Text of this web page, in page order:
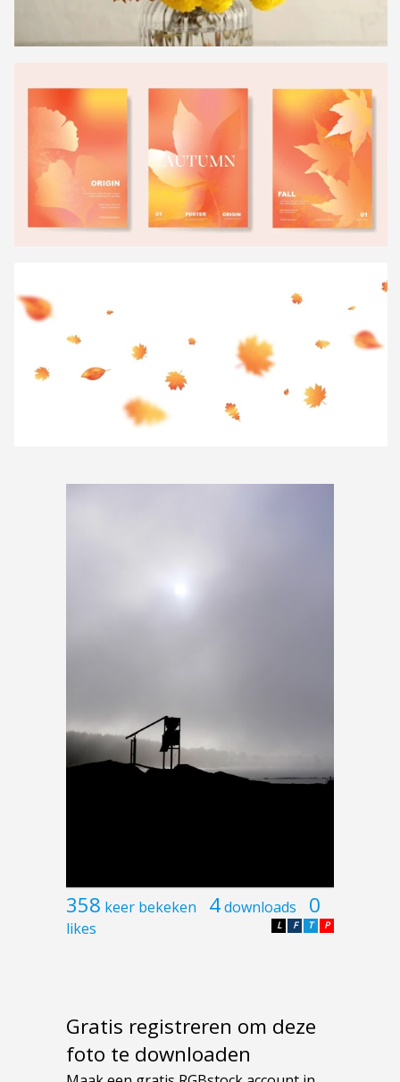
358 keer bekeken 4downloads 0
likes P
T
F
L
Gratis registreren om deze
foto te downloaden